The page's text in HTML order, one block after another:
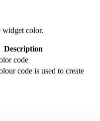
widget color.
Description
code
code is used to create